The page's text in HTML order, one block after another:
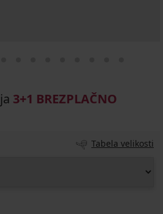
3+1 BREZPLAČNO
Tabela velikosti